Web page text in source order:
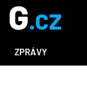
ZPRÁVY